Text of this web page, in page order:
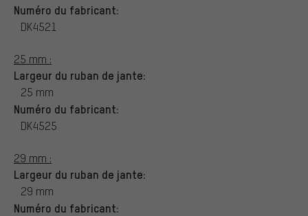
Numéro du fabricant:
DK4521
25 mm :
Largeur du ruban de jante:
25 mm
Numéro du fabricant:
DK4525
29 mm :
Largeur du ruban de jante:
29 mm
Numéro du fabricant: